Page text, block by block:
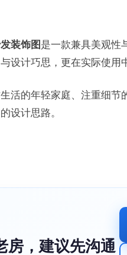
装饰图 是一款兼具美观性
设计巧思，更在实际使用
活的年轻家庭、注重细节
设计思路。
房，建议先沟通